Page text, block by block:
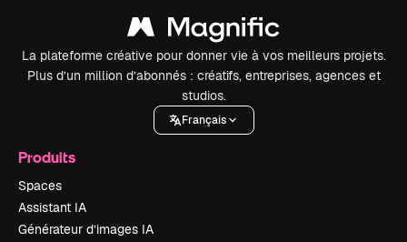
La plateforme créative pour donner vie à vos meilleurs projets.
Plus d’un million d’abonnés : créatifs, entreprises, agences et
studios.
Français
Produits
Spaces
Assistant IA
Générateur d’images IA